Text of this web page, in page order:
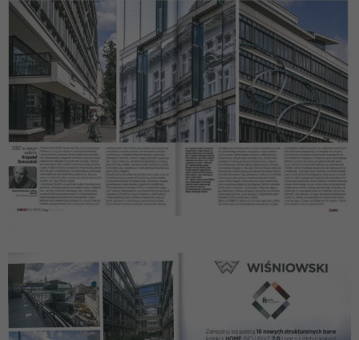
tego, jak
strona jest
używana.
Doświadczenie
Aby nasza strona
internetowa
działała jak
najlepiej podczas
twojego
przejścia na nią.
Jeśli odrzucisz te
internetowej.
Marketing
Udostępniając